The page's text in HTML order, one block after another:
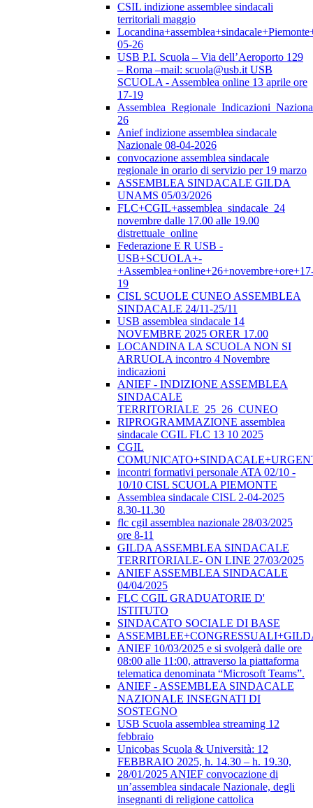
CSIL indizione assemblee sindacali
territoriali maggio
05-26
USB P.I. Scuola – Via dell’Aeroporto 129
– Roma –mail: scuola@usb.it USB
SCUOLA - Assemblea online 13 aprile ore
17-19
26
Anief indizione assemblea sindacale
Nazionale 08-04-2026
convocazione assemblea sindacale
regionale in orario di servizio per 19 marzo
ASSEMBLEA SINDACALE GILDA
UNAMS 05/03/2026
FLC+CGIL+assemblea_sindacale_24
novembre dalle 17.00 alle 19.00
distrettuale_online
Federazione E R USB -
USB+SCUOLA+-
19
CISL SCUOLE CUNEO ASSEMBLEA
SINDACALE 24/11-25/11
USB assemblea sindacale 14
NOVEMBRE 2025 ORER 17.00
LOCANDINA LA SCUOLA NON SI
ARRUOLA incontro 4 Novembre
indicazioni
ANIEF - INDIZIONE ASSEMBLEA
SINDACALE
TERRITORIALE_25_26_CUNEO
RIPROGRAMMAZIONE assemblea
sindacale CGIL FLC 13 10 2025
CGIL
incontri formativi personale ATA 02/10 -
10/10 CISL SCUOLA PIEMONTE
Assemblea sindacale CISL 2-04-2025
8.30-11.30
flc cgil assemblea nazionale 28/03/2025
ore 8-11
GILDA ASSEMBLEA SINDACALE
TERRITORIALE- ON LINE 27/03/2025
ANIEF ASSEMBLEA SINDACALE
04/04/2025
FLC CGIL GRADUATORIE D'
ISTITUTO
SINDACATO SOCIALE DI BASE
ANIEF 10/03/2025 e si svolgerà dalle ore
08:00 alle 11:00, attraverso la piattaforma
telematica denominata “Microsoft Teams”.
ANIEF - ASSEMBLEA SINDACALE
NAZIONALE INSEGNATI DI
SOSTEGNO
USB Scuola assemblea streaming 12
febbraio
Unicobas Scuola & Università: 12
FEBBRAIO 2025, h. 14.30 – h. 19.30,
28/01/2025 ANIEF convocazione di
un’assemblea sindacale Nazionale, degli
insegnanti di religione cattolica